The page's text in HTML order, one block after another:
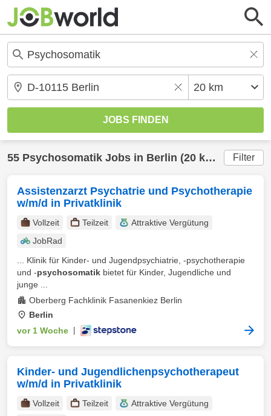
55 Psychosomatik Jobs in Berlin (20 km) gefunden Filter
Assistenzarzt Psychatrie und Psychotherapie
w/m/d in Privatklinik
Vollzeit Teilzeit
Attraktive Vergütung
JobRad
... Klinik für Kinder- und Jugendpsychiatrie, -psychotherapie
und -psychosomatik bietet für Kinder, Jugendliche und
junge ...
Oberberg Fachklinik Fasanenkiez Berlin
Berlin
vor 1 Woche
Kinder- und Jugendlichenpsychotherapeut
w/m/d in Privatklinik
Vollzeit Teilzeit
Attraktive Vergütung